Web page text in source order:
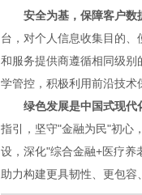
安全为基，保障客户数
台，对个人信息收集目的
和服务提供商遵循相同级
学管控，积极利用前沿技术
绿色发展是中国式现代
指引，坚守"金融为民"初心
设，深化"综合金融+医疗养
助力构建更具韧性、更包容